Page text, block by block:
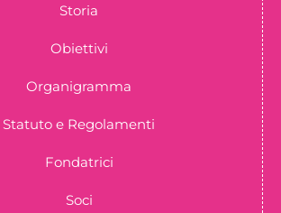
Storia
Obiettivi
Organigramma
Statuto e Regolamenti
Fondatrici
Soci